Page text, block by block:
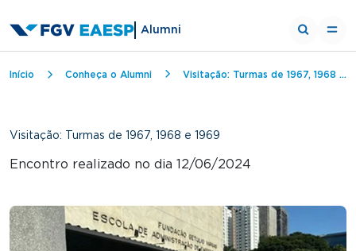
Alumni
Trilha de navegação
Início Conheça o Alumni Visitação: Turmas de 1967, 1968 e 1969
Visitação: Turmas de 1967, 1968 e 1969
Encontro realizado no dia 12/06/2024